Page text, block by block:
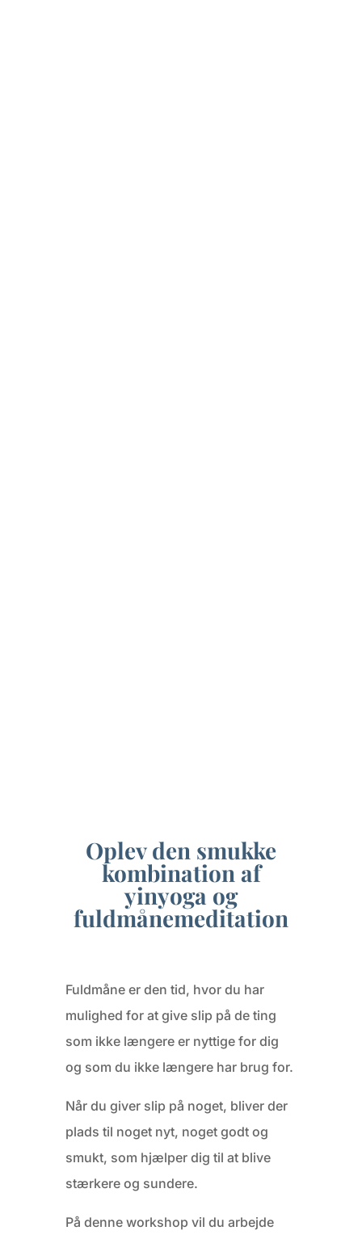
Oplev den smukke
kombination af
yinyoga og
fuldmånemeditation
Fuldmåne er den tid, hvor du har
mulighed for at give slip på de ting
som ikke længere er nyttige for dig
og som du ikke længere har brug for.
Når du giver slip på noget, bliver der
plads til noget nyt, noget godt og
smukt, som hjælper dig til at blive
stærkere og sundere.
På denne workshop vil du arbejde